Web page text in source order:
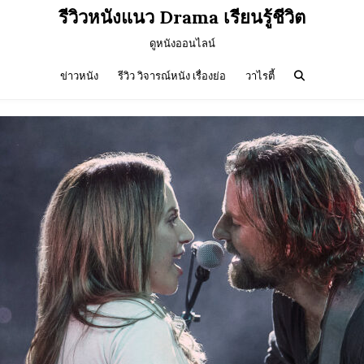
รีวิวหนังแนว Drama เรียนรู้ชีวิต
ดูหนังออนไลน์
ข่าวหนัง รีวิว วิจารณ์หนัง เรื่องย่อ วาไรตี้